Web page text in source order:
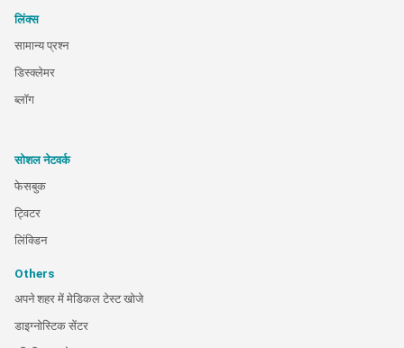
लिंक्स
सामान्य प्रश्न
डिस्क्लेमर
ब्लॉग
सोशल नेटवर्क
फेसबुक
ट्विटर
लिंक्डिन
Others
अपने शहर में मेडिकल टेस्ट खोजे
डाइग्नोस्टिक सेंटर